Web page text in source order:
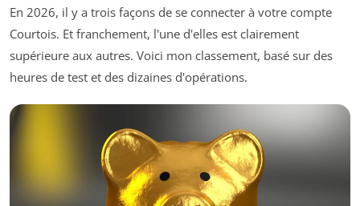
En 2026, il y a trois façons de se connecter à votre compte
Courtois. Et franchement, l'une d'elles est clairement
supérieure aux autres. Voici mon classement, basé sur des
heures de test et des dizaines d'opérations.